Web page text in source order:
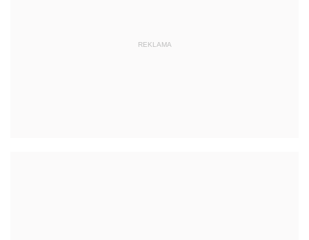
REKLAMA